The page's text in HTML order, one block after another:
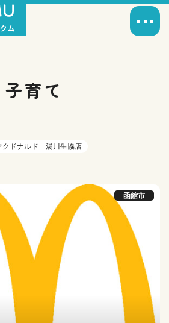
育て
クドナルド 湯川生協店
函館市